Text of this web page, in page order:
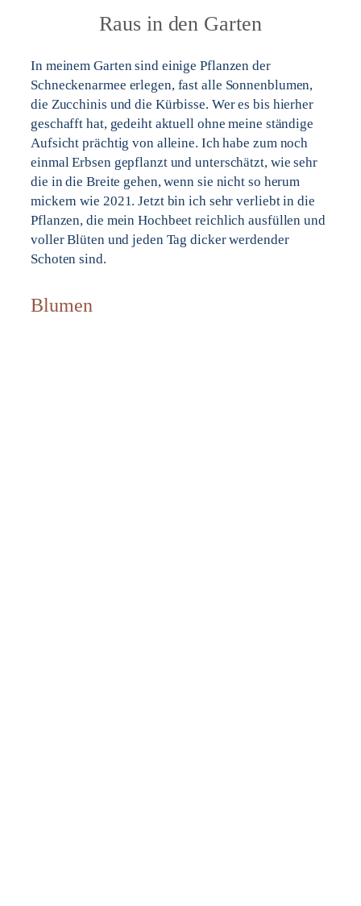
Raus in den Garten
In meinem Garten sind einige Pflanzen der
Schneckenarmee erlegen, fast alle Sonnenblumen,
die Zucchinis und die Kürbisse. Wer es bis hierher
geschafft hat, gedeiht aktuell ohne meine ständige
Aufsicht prächtig von alleine. Ich habe zum noch
einmal Erbsen gepflanzt und unterschätzt, wie sehr
die in die Breite gehen, wenn sie nicht so herum
mickern wie 2021. Jetzt bin ich sehr verliebt in die
Pflanzen, die mein Hochbeet reichlich ausfüllen und
voller Blüten und jeden Tag dicker werdender
Schoten sind.
Blumen